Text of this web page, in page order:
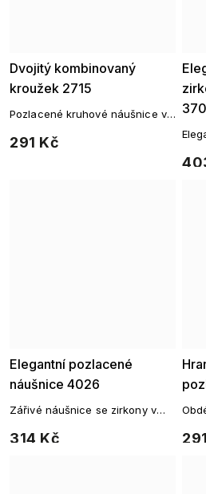
Dvojitý kombinovaný
kroužek 2715
291 Kč
Pozlacené kruhové náušnice v
Elegantní pozlacené
náušnice 4026
314 Kč
Zářivé náušnice se zirkony v